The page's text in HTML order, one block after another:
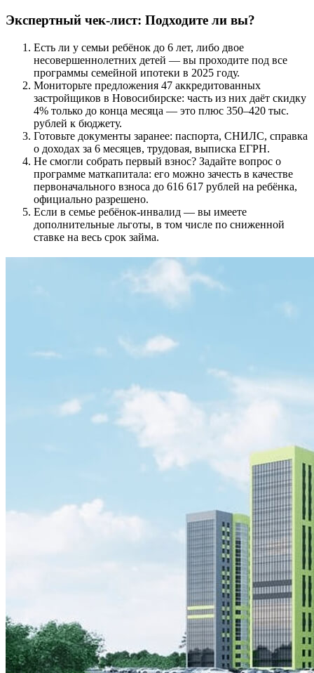
Экспертный чек-лист: Подходите ли вы?
Есть ли у семьи ребёнок до 6 лет, либо двое
несовершеннолетних детей — вы проходите под все
программы семейной ипотеки в 2025 году.
Мониторьте предложения 47 аккредитованных
застройщиков в Новосибирске: часть из них даёт скидку
4% только до конца месяца — это плюс 350–420 тыс.
рублей к бюджету.
Готовьте документы заранее: паспорта, СНИЛС, справка
о доходах за 6 месяцев, трудовая, выписка ЕГРН.
Не смогли собрать первый взнос? Задайте вопрос о
программе маткапитала: его можно зачесть в качестве
первоначального взноса до 616 617 рублей на ребёнка,
официально разрешено.
Если в семье ребёнок-инвалид — вы имеете
дополнительные льготы, в том числе по сниженной
ставке на весь срок займа.